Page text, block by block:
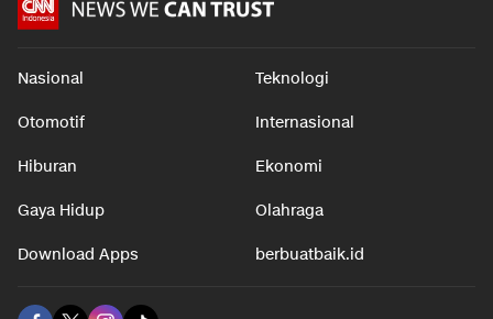
Nasional Teknologi
Otomotif Internasional
Hiburan Ekonomi
Gaya Hidup Olahraga
Download Apps berbuatbaik.id